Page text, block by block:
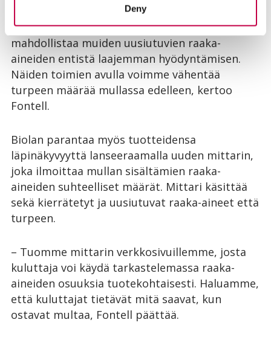
Deny
kompostoitujen jakeiden määrää edelleen.
Syksyllä valmistuva biokuitulaitos puolestaan
mahdollistaa muiden uusiutuvien raaka-
aineiden entistä laajemman hyödyntämisen.
Näiden toimien avulla voimme vähentää
turpeen määrää mullassa edelleen, kertoo
Fontell.
Biolan parantaa myös tuotteidensa
läpinäkyvyyttä lanseeraamalla uuden mittarin,
joka ilmoittaa mullan sisältämien raaka-
aineiden suhteelliset määrät. Mittari käsittää
sekä kierrätetyt ja uusiutuvat raaka-aineet että
turpeen.
– Tuomme mittarin verkkosivuillemme, josta
kuluttaja voi käydä tarkastelemassa raaka-
aineiden osuuksia tuotekohtaisesti. Haluamme,
että kuluttajat tietävät mitä saavat, kun
ostavat multaa, Fontell päättää.